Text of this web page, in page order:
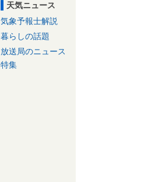
天気ニュース
気象予報士解説
暮らしの話題
放送局のニュース
特集